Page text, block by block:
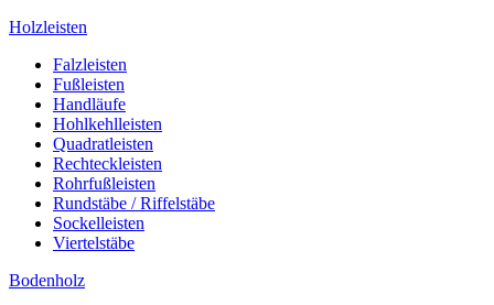
Holzleisten
Falzleisten
Fußleisten
Handläufe
Hohlkehlleisten
Quadratleisten
Rechteckleisten
Rohrfußleisten
Rundstäbe / Riffelstäbe
Sockelleisten
Viertelstäbe
Bodenholz